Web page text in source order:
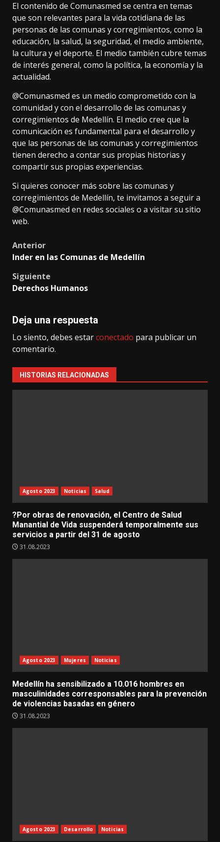
El contenido de Comunasmed se centra en temas
que son relevantes para la vida cotidiana de las
personas de las comunas y corregimientos, como la
educación, la salud, la seguridad, el medio ambiente,
la cultura y el deporte. El medio también cubre temas
de interés general, como la política, la economía y la
actualidad.
@Comunasmed es un medio comprometido con la
comunidad y con el desarrollo de las comunas y
corregimientos de Medellín. El medio cree que la
comunicación es fundamental para el desarrollo y
que las personas de las comunas y corregimientos
tienen derecho a contar sus propias historias y
compartir sus propias experiencias.
Si quieres conocer más sobre las comunas y
corregimientos de Medellín, te invitamos a seguir a
@Comunasmed en redes sociales o a visitar su sitio
web.
Post
Anterior
Inder en las Comunas de Medellín
Siguiente
Derechos Humanos
Deja una respuesta
Lo siento, debes estarconectado para publicar un
comentario.
HISTORIAS RELACIONADAS
Agosto 2023 Noticias Salud
?Por obras de renovación, el Centro de Salud
Manantial de Vida suspenderá temporalmente sus
servicios a partir del 31 de agosto
31.08.2023
Agosto 2023 Mujeres Noticias
Medellín ha sensibilizado a 10.016 hombres en
masculinidades corresponsables para la prevención
de violencias basadas en género
31.08.2023
Agosto 2023 Desarrollo Noticias